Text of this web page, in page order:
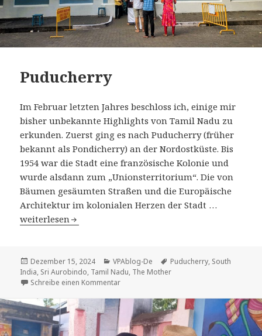
Puducherry
Im Februar letzten Jahres beschloss ich, einige mir
bisher unbekannte Highlights von Tamil Nadu zu
erkunden. Zuerst ging es nach Puducherry (früher
bekannt als Pondicherry) an der Nordostküste. Bis
1954 war die Stadt eine französische Kolonie und
wurde alsdann zum „Unionsterritorium“. Die von
Bäumen gesäumten Straßen und die Europäische
Architektur im kolonialen Herzen der Stadt …
Puducherry
weiterlesen
Veröffentlicht
am
Dezember 15, 2024 Kategorien
VPAblog-De Tags
Puducherry, South
India, Sri Aurobindo, Tamil Nadu, The Mother
Schreibe einen Kommentarzu Puducherry